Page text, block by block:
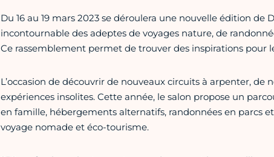
Du 16 au 19 mars 2023 se déroulera une nouvelle édition de
incontournable des adeptes de voyages nature, de
Ce rassemblement permet de trouver des inspirations pour
L’occasion de découvrir de nouveaux circuits à arpenter, de
expériences insolites. Cette année, le salon propose un
en famille, hébergements alternatifs, randonnées en parcs
voyage nomade et éco-tourisme.